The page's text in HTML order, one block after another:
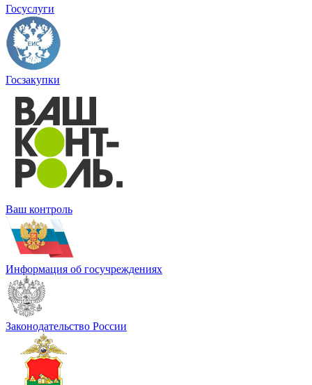
Госуслуги
Госзакупки
Ваш контроль
Информация об госучреждениях
Законодательство России